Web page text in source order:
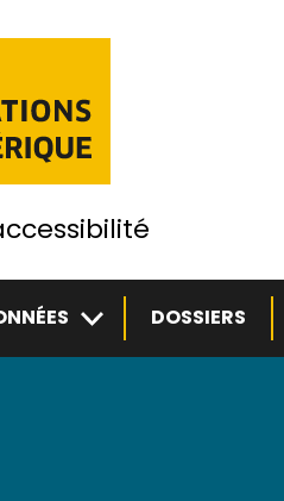
Sous-menuDOSSIERS